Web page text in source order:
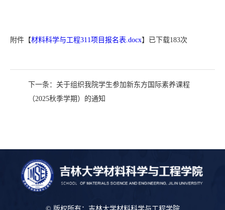
附件【材料科学与工程311项目报名表.docx】已下载183次
下一条： 关于组织我院学生参加新东方国际素养课程
（2025秋季学期）的通知